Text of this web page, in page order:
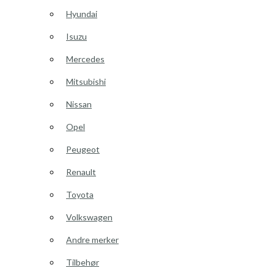
Hyundai
Isuzu
Mercedes
Mitsubishi
Nissan
Opel
Peugeot
Renault
Toyota
Volkswagen
Andre merker
Tilbehør